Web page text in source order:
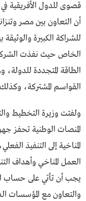
قصوى للدول الأفريقية
أن التعاون بين مصر
للشراكة الكبيرة
الخاص حيث نفذت
الطاقة المتجددة
القواسم المشتركة،
ولفتت وزيرة التخطيط
المنصات الوطنية تحفز
المناخية إلى التنفيذ
العمل المناخي وأهداف
يجب أن تأتي على حساب
والتعاون مع المؤسسات